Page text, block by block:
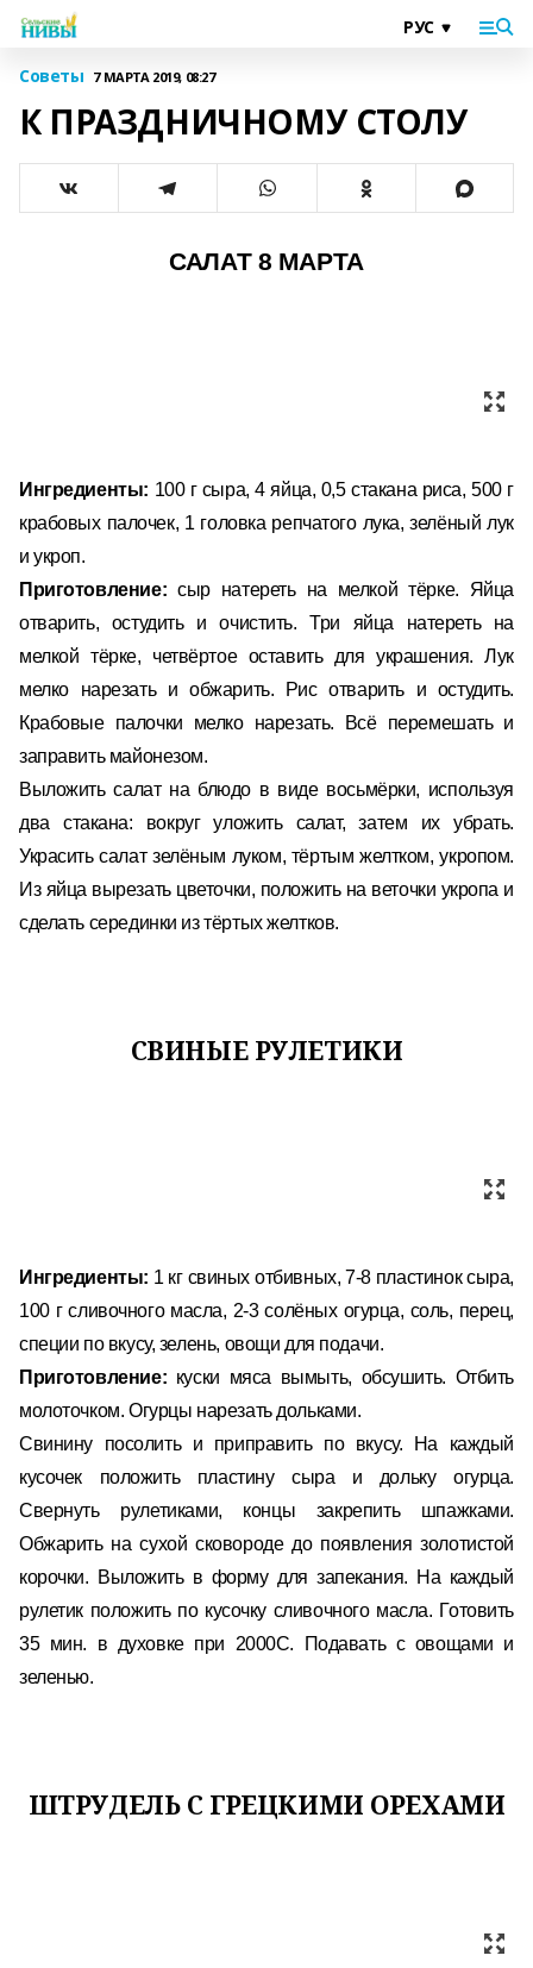
Советы 7 МАРТА 2019, 08:27
К ПРАЗДНИЧНОМУ СТОЛУ
САЛАТ 8 МАРТА
Ингредиенты: 100 г сыра, 4 яйца, 0,5 стакана риса, 500 г
крабовых палочек, 1 головка репчатого лука, зелёный лук
и укроп.
Приготовление: сыр натереть на мелкой тёрке. Яйца
отварить, остудить и очистить. Три яйца натереть на
мелкой тёрке, четвёртое оставить для украшения. Лук
мелко нарезать и обжарить. Рис отварить и остудить.
Крабовые палочки мелко нарезать. Всё перемешать и
заправить майонезом.
Выложить салат на блюдо в виде восьмёрки, используя
два стакана: вокруг уложить салат, затем их убрать.
Украсить салат зелёным луком, тёртым желтком, укропом.
Из яйца вырезать цветочки, положить на веточки укропа и
сделать серединки из тёртых желтков.
СВИНЫЕ РУЛЕТИКИ
Ингредиенты: 1 кг свиных отбивных, 7-8 пластинок сыра,
100 г сливочного масла, 2-3 солёных огурца, соль, перец,
специи по вкусу, зелень, овощи для подачи.
Приготовление: куски мяса вымыть, обсушить. Отбить
молоточком. Огурцы нарезать дольками.
Свинину посолить и приправить по вкусу. На каждый
кусочек положить пластину сыра и дольку огурца.
Свернуть рулетиками, концы закрепить шпажками.
Обжарить на сухой сковороде до появления золотистой
корочки. Выложить в форму для запекания. На каждый
рулетик положить по кусочку сливочного масла. Готовить
35 мин. в духовке при 2000С. Подавать с овощами и
зеленью.
ШТРУДЕЛЬ С ГРЕЦКИМИ ОРЕХАМИ